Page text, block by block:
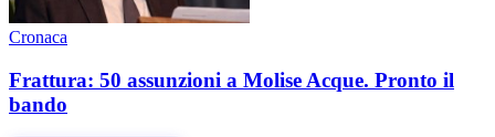
Cronaca
Frattura: 50 assunzioni a Molise Acque. Pronto il
bando